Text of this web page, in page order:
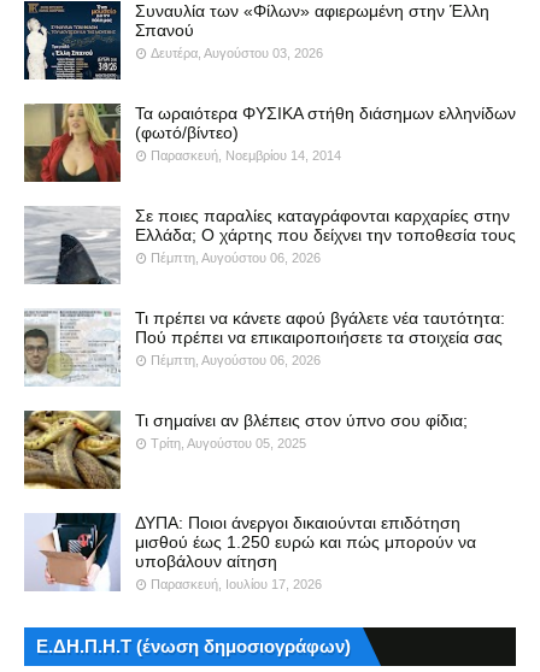
Συναυλία των «Φίλων» αφιερωμένη στην Έλλη
Σπανού
Δευτέρα, Αυγούστου 03, 2026
Τα ωραιότερα ΦΥΣΙΚΑ στήθη διάσημων ελληνίδων
(φωτό/βίντεο)
Παρασκευή, Νοεμβρίου 14, 2014
Σε ποιες παραλίες καταγράφονται καρχαρίες στην
Ελλάδα; Ο χάρτης που δείχνει την τοποθεσία τους
Πέμπτη, Αυγούστου 06, 2026
Τι πρέπει να κάνετε αφού βγάλετε νέα ταυτότητα:
Πού πρέπει να επικαιροποιήσετε τα στοιχεία σας
Πέμπτη, Αυγούστου 06, 2026
Τι σημαίνει αν βλέπεις στον ύπνο σου φίδια;
Τρίτη, Αυγούστου 05, 2025
ΔΥΠΑ: Ποιοι άνεργοι δικαιούνται επιδότηση
μισθού έως 1.250 ευρώ και πώς μπορούν να
υποβάλουν αίτηση
Παρασκευή, Ιουλίου 17, 2026
Ε.ΔΗ.Π.Η.Τ (ένωση δημοσιογράφων)